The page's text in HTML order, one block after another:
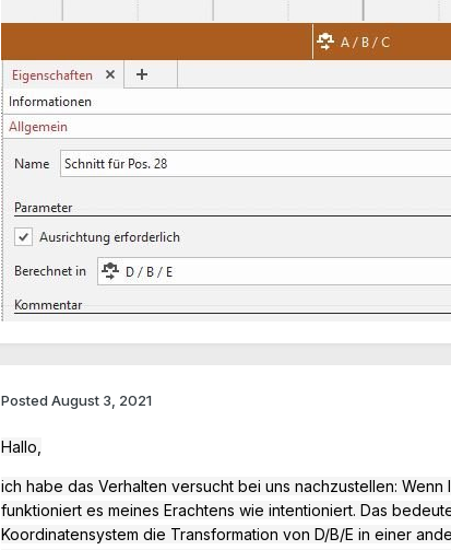
Posted August 3, 2021
Hallo,
ich habe das Verhalten versucht bei uns nachzustellen:
funktioniert es meines Erachtens wie intentioniert. Das
Koordinatensystem die Transformation von D/B/E in einer